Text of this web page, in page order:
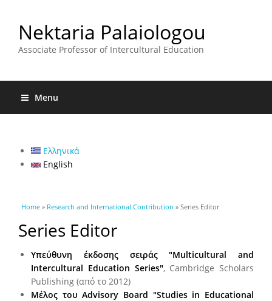
Nektaria Palaiologou
Associate Professor of Intercultural Education
Menu
Ελληνικά
English
You are here
Home » Research and International Contribution » Series Editor
Series Editor
Υπεύθυνη έκδοσης σειράς "Multicultural and
Intercultural Education Series", Cambridge Scholars
Publishing (από το 2012)
Μέλος του Advisory Board "Studies in Educational